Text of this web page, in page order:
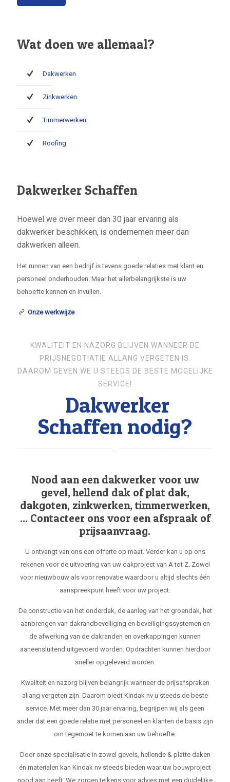
Wat doen we allemaal?
Dakwerken
Zinkwerken
Timmerwerken
Roofing
Dakwerker Schaffen
Hoewel we over meer dan 30 jaar ervaring als
dakwerker beschikken, is ondernemen meer dan
dakwerken alleen.
Het runnen van een bedrijf is tevens goede relaties met klant en
personeel onderhouden. Maar het allerbelangrijkste is uw
behoefte kennen en invullen.
Onze werkwijze
KWALITEIT EN NAZORG BLIJVEN WANNEER DE
PRIJSNEGOTIATIE ALLANG VERGETEN IS.
DAAROM GEVEN WE U STEEDS DE BESTE MOGELIJKE
SERVICE!
Dakwerker
Schaffen nodig?
Nood aan een dakwerker voor uw
gevel, hellend dak of plat dak,
dakgoten, zinkwerken, timmerwerken,
... Contacteer ons voor een afspraak of
prijsaanvraag.
U ontvangt van ons een offerte op maat. Verder kan u op ons
rekenen voor de uitvoering van uw dakproject van A tot Z. Zowel
voor nieuwbouw als voor renovatie waardoor u altijd slechts één
aanspreekpunt heeft voor uw project.
De constructie van het onderdak, de aanleg van het groendak, het
aanbrengen van dakrandbeveiliging en beveiligingssystemen en
de afwerking van de dakranden en overkappingen kunnen
aaneensluitend uitgevoerd worden. Opdrachten kunnen hierdoor
sneller opgeleverd worden.
Kwaliteit en nazorg blijven belangrijk wanneer de prijsafspraken
allang vergeten zijn. Daarom biedt Kindak nv u steeds de beste
service. Met meer dan 30 jaar ervaring, begrijpen wij als geen
ander dat een goede relatie met personeel en klanten de basis zijn
om tegemoet te komen aan uw behoefte.
Door onze specialisatie in zowel gevels, hellende & platte daken
én materialen kan Kindak nv steeds bieden waar uw bouwproject
nood aan heeft. We zorgen telkens voor advies met een duidelijke